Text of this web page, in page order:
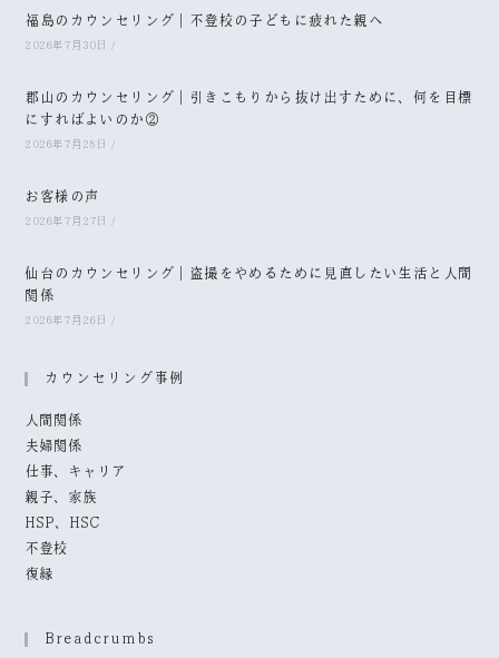
福島のカウンセリング｜不登校の子どもに疲れた親へ
2026年7月30日 /
郡山のカウンセリング｜引きこもりから抜け出すために、何を目標
にすればよいのか②
2026年7月28日 /
お客様の声
2026年7月27日 /
仙台のカウンセリング｜盗撮をやめるために見直したい生活と人間
関係
2026年7月26日 /
カウンセリング事例
人間関係
夫婦関係
仕事、キャリア
親子、家族
HSP、HSC
不登校
復縁
Breadcrumbs